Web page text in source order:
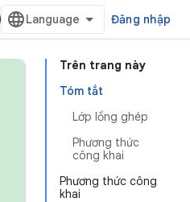
Đăng nhập
Trên trang này
Tóm tắt
Lớp lồng ghép
Phương thức
công khai
Phương thức công
khai